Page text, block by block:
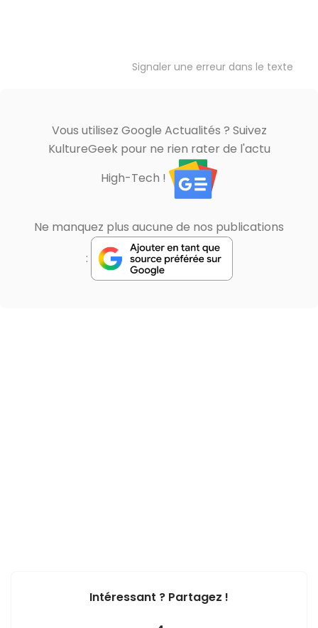
Signaler une erreur dans le texte
Vous utilisez Google Actualités ? Suivez
KultureGeek pour ne rien rater de l'actu
High-Tech !
Ne manquez plus aucune de nos publications
:
Intéressant ? Partagez !